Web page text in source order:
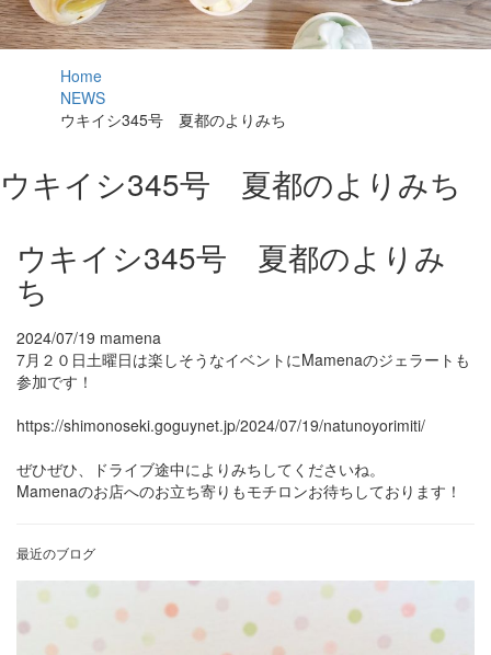
Home
NEWS
ウキイシ345号 夏都のよりみち
ウキイシ345号 夏都のよりみち
ウキイシ345号 夏都のよりみ
ち
2024/07/19 mamena
7月２０日土曜日は楽しそうなイベントにMamenaのジェラートも
参加です！
https://shimonoseki.goguynet.jp/2024/07/19/natunoyorimiti/
ぜひぜひ、ドライブ途中によりみちしてくださいね。
Mamenaのお店へのお立ち寄りもモチロンお待ちしております！
最近のブログ